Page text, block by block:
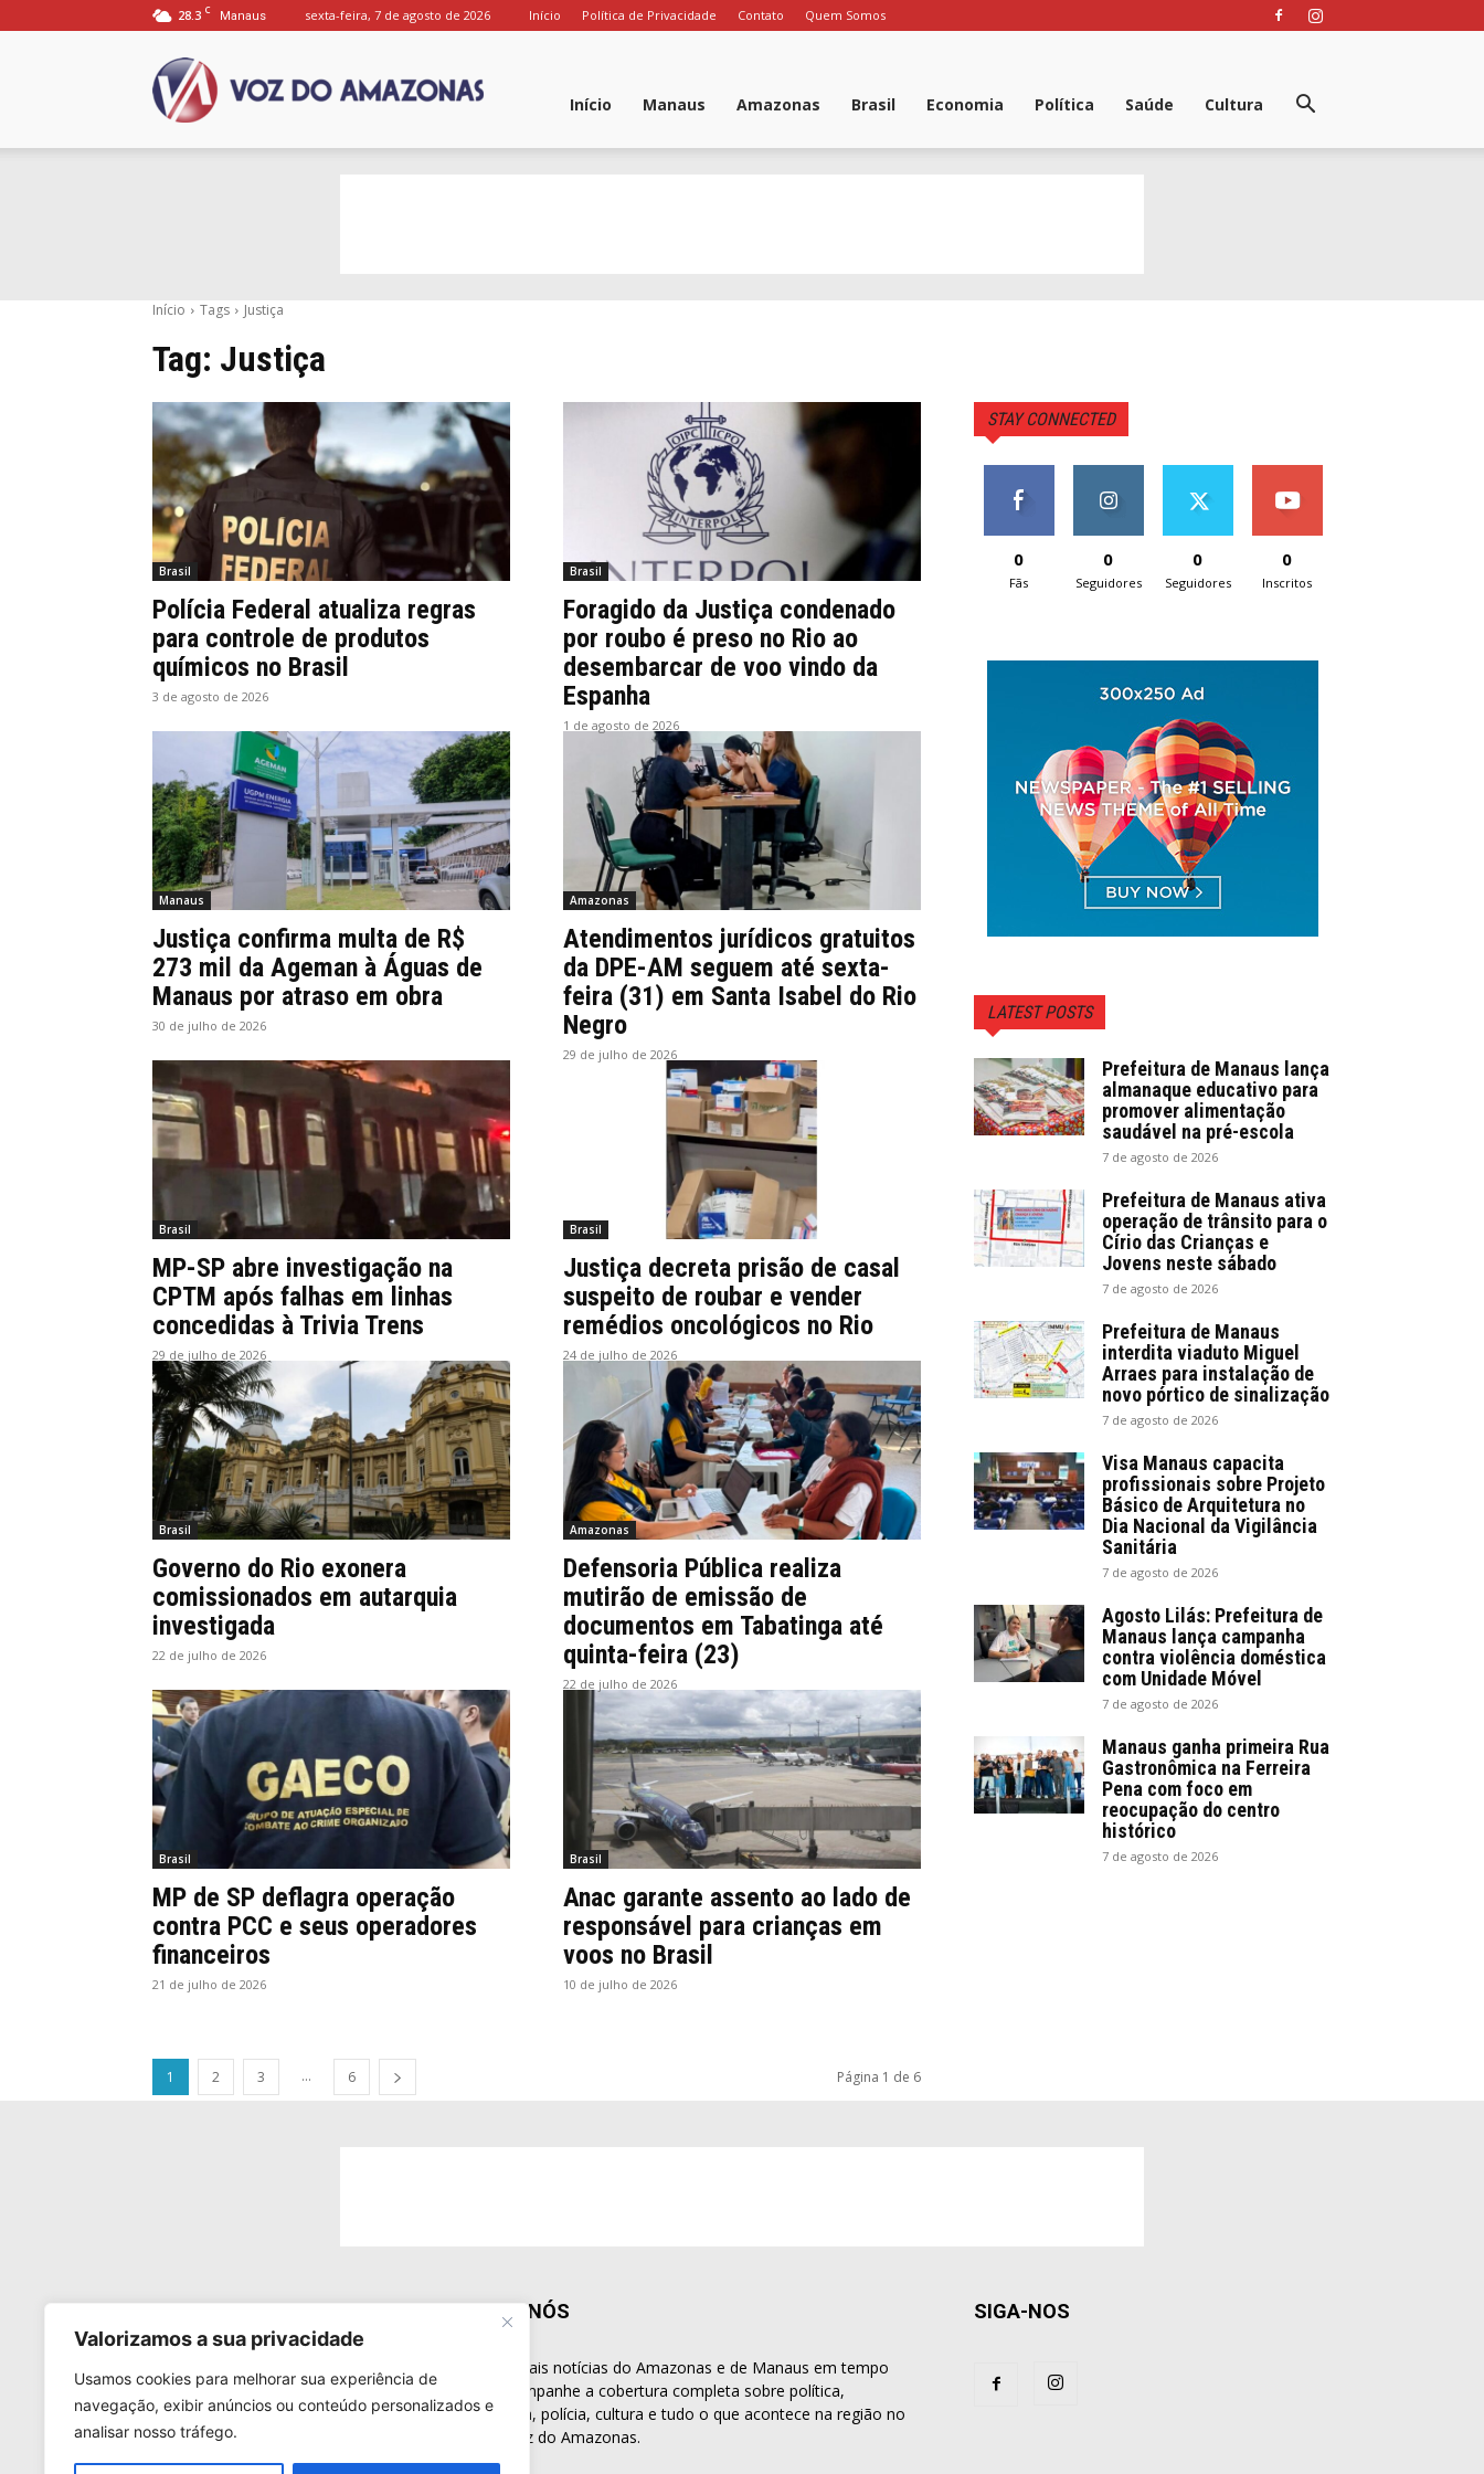
Valorizamos a sua privacidade
Usamos cookies para melhorar sua experiência de
navegação, exibir anúncios ou conteúdo personalizados e
analisar nosso tráfego.
28.3 C Manaus sexta-feira, 7 de agosto de 2026 Início Política de Privacidade Contato Quem Somos
Portal
Amazonas
Início Manaus Amazonas Brasil Economia Política Saúde Cultura
Início Tags Justiça
Tag: Justiça
Brasil
Polícia Federal atualiza regras
para controle de produtos
químicos no Brasil
3 de agosto de 2026
Brasil
Foragido da Justiça condenado
por roubo é preso no Rio ao
desembarcar de voo vindo da
Espanha
1 de agosto de 2026
Manaus
Justiça confirma multa de R$
273 mil da Ageman à Águas de
Manaus por atraso em obra
30 de julho de 2026
Amazonas
Atendimentos jurídicos gratuitos
da DPE-AM seguem até sexta-
feira (31) em Santa Isabel do Rio
Negro
29 de julho de 2026
Brasil
MP-SP abre investigação na
CPTM após falhas em linhas
concedidas à Trivia Trens
29 de julho de 2026
Brasil
Justiça decreta prisão de casal
suspeito de roubar e vender
remédios oncológicos no Rio
24 de julho de 2026
Brasil
Governo do Rio exonera
comissionados em autarquia
investigada
22 de julho de 2026
Amazonas
Defensoria Pública realiza
mutirão de emissão de
documentos em Tabatinga até
quinta-feira (23)
22 de julho de 2026
Brasil
MP de SP deflagra operação
contra PCC e seus operadores
financeiros
21 de julho de 2026
Brasil
Anac garante assento ao lado de
responsável para crianças em
voos no Brasil
10 de julho de 2026
1 2 3 ... 6 Página 1 de 6
STAY CONNECTED
0
Fãs
0
Seguidores
0
Seguidores
0
Inscritos
LATEST POSTS
Prefeitura de Manaus lança
almanaque educativo para
promover alimentação
saudável na pré-escola
7 de agosto de 2026
Prefeitura de Manaus ativa
operação de trânsito para o
Círio das Crianças e
Jovens neste sábado
7 de agosto de 2026
Prefeitura de Manaus
interdita viaduto Miguel
Arraes para instalação de
novo pórtico de sinalização
7 de agosto de 2026
Visa Manaus capacita
profissionais sobre Projeto
Básico de Arquitetura no
Dia Nacional da Vigilância
Sanitária
7 de agosto de 2026
Agosto Lilás: Prefeitura de
Manaus lança campanha
contra violência doméstica
com Unidade Móvel
7 de agosto de 2026
Manaus ganha primeira Rua
Gastronômica na Ferreira
Pena com foco em
reocupação do centro
histórico
7 de agosto de 2026
SOBRE NÓS
As principais notícias do Amazonas e de Manaus em tempo
real. Acompanhe a cobertura completa sobre política,
economia, polícia, cultura e tudo o que acontece na região no
portal Voz do Amazonas.
SIGA-NOS